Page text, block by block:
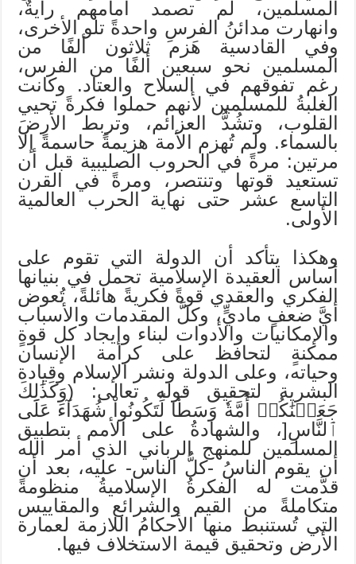
المسلمين، لم تصمد أمامهم رايةٌ،
وانهارت مدائنُ الفرسِ واحدةً تلو الأخرى،
وفي القادسية هَزم ثلاثون ألفًا من
المسلمين نحو سبعين ألفًا من الفرس،
رغم تفوقهم في السلاح والعتاد. وكانت
الغلبةُ للمسلمين لأنهم حملوا فكرةً تحيي
القلوب، وتشُدُّ العزائم، وتربط الأرضَ
بالسماء. ولم تُهزم الأمة هزيمةً حاسمةً إلا
مرتين: مرةً في الحروب الصليبية قبل أن
تستعيد قوتها وتنتصر، ومرةً في القرن
التاسع عشر حتى نهاية الحرب العالمية
الأولى.
وهكذا يتأكد أن الدولة التي تقوم على
أساس العقيدة الإسلامية تحمل في بنيانها
الفكري والعقدي قوةً فكريةً هائلةً، تُعوض
أيَّ ضعفٍ ماديٍّ، وكلَّ المقدمات والأسباب
والإمكانيات والأدوات لبناء وإيجاد كل قوةٍ
ممكنةٍ لتحافظ على كرامة الإنسان
وحياته، وعلى الدولة ونشر الإسلام وقيادة
البشرية لتحقيق قوله تعالى: (وَكَذَٰلِكَ
جَعَلۡنَٰكُمۡ أُمَّةٗ وَسَطٗا لِّتَكُونُواْ شُهَدَآءَ عَلَى
ٱلنَّاسِ[، والشهادةُ على الأمم بتطبيق
المسلمين للمنهج الرباني الذي أمر الله
أن يقوم الناسُ -كلُّ الناس- عليه، بعد أن
قدَّمت له الفكرةُ الإسلاميةُ منظومةً
متكاملةً من القيم والشرائع والمقاييس
التي تُستنبط منها الأحكامُ اللازمة لعمارة
الأرض وتحقيق قيمة الاستخلاف فيها.